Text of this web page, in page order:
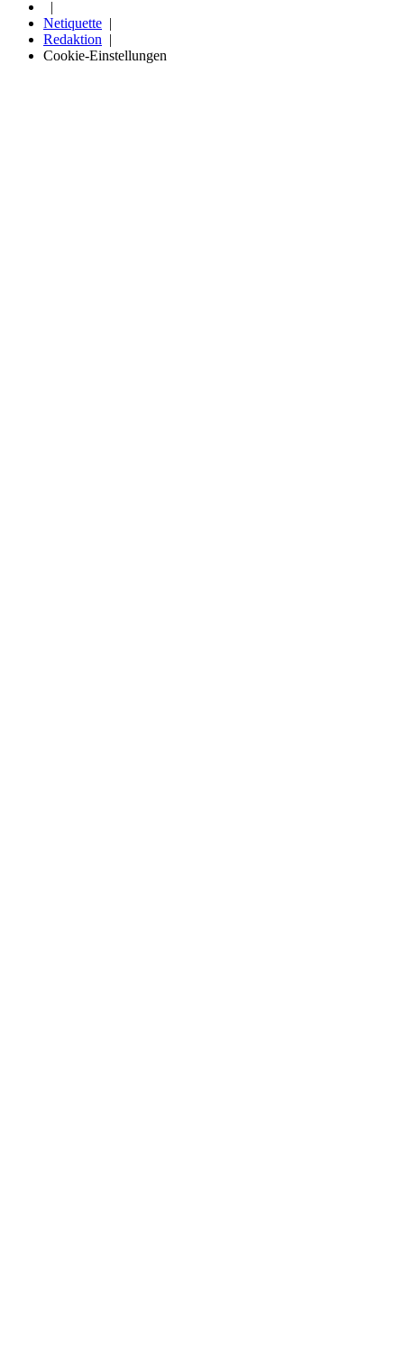
Netiquette
Redaktion
Cookie-Einstellungen